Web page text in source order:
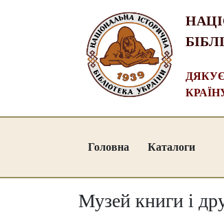
Головна Каталоги
Музей книги і